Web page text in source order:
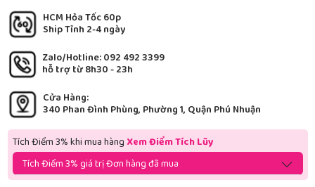
HCM Hỏa Tốc 60p
Ship Tỉnh 2-4 ngày
Zalo/Hotline: 092 492 3399
hỗ trợ từ 8h30 - 23h
Cửa Hàng:
340 Phan Đình Phùng, Phường 1, Quận Phú Nhuận
Tích Điểm 3% khi mua hàng Xem Điểm Tích Lũy
Tích Điểm 3% giá trị Đơn hàng đã mua